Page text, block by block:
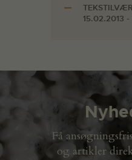
15.02.2013
Få
og artikler